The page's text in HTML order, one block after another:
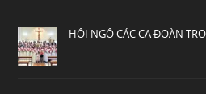
HỘI NGỘ CÁC CA ĐOÀN